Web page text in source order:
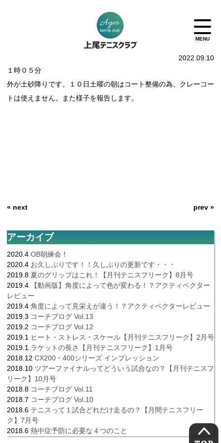
2022.09.10
１時０５分
外が土砂降りです。１０日土曜の朝はコート整備の為、クレーコー
トは使えません。また様子を報告します。
« next prev »
アーカイブ
2020.4 OB朝練会！
2020.4 お久しぶりです！！久しぶりの更新です・・・
2019.8 夏のグリップはこれ！【月刊テニスフリーク】8月号
2019.4
【動画版】角度によって色が変わる！？アクティベクター
レビュー
2019.4 角度によって見栄えが違う！？アクティベクターレビュー
2019.3 コーチブログ Vol.13
2019.2 コーチブログ Vol.12
2019.1 ヒート・ストレス・スケール【月刊テニスフリーク】2月号
2019.1 ラケットの長さ【月刊テニスフリーク】1月号
2018.12 CX200・400シリーズ インプレッション
2018.10 ツアーファイナルってどういう試合なの？【月刊テニスフ
リーク】10月号
2018.8 コーチブログ Vol.11
2018.7 コーチブログ Vol.10
2018.6 テニスって１試合どれだけ走るの？【月間テニスフリー
ク】7月号
2018.6 熱中症予防に必要な４つのこと